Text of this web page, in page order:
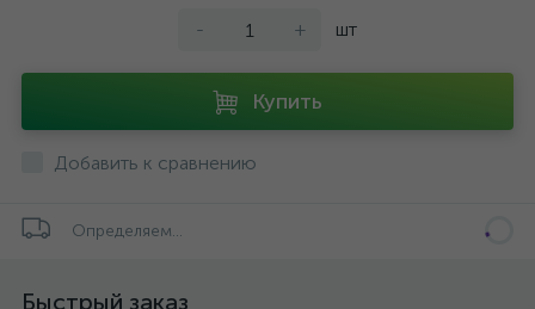
- + шт
Купить
Добавить к сравнению
Определяем...
Быстрый заказ